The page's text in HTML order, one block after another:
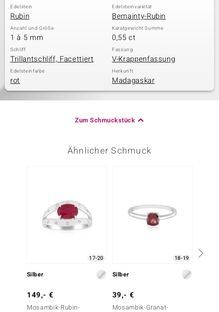
Edelstein
Rubin
Edelsteinvarietät
Bemainty-Rubin
Anzahl und Größe
1 à 5 mm
Karatgewicht Summe
0,55 ct
Schliff
Trillantschliff, Facettiert
Fassung
V-Krappenfassung
Edelsteinfarbe
rot
Herkunft
Madagaskar
Zum Schmuckstück
Ähnlicher Schmuck
17-20
Silber
149,- €
Mosambik-Rubin-
18-19
Silber
39,- €
Mosambik-Granat-